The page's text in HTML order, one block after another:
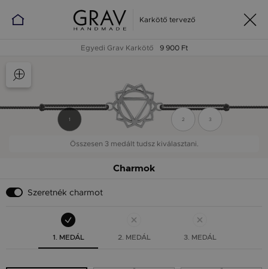
Karkötő tervező
Egyedi Grav Karkötő 9 900 Ft
1 2 3
Összesen 3 medált tudsz kiválasztani.
Charmok
Szeretnék charmot
1. MEDÁL 2. MEDÁL 3. MEDÁL